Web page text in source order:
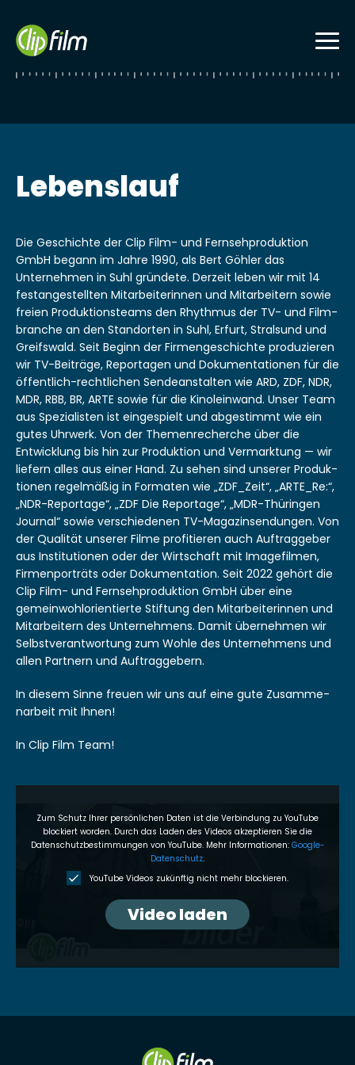
content
Lebenslauf
Die Geschichte der Clip Film- und Fernseh­pro­duk­tion
GmbH begann im Jahre 1990, als Bert Göh­ler das
Unternehmen in Suhl grün­dete. Derzeit leben wir mit 14
fes­tangestell­ten Mitar­bei­t­erin­nen und Mitar­beit­ern sowie
freien Pro­duk­tion­steams den Rhyth­mus der TV- und Film­
branche an den Stan­dorten in Suhl, Erfurt, Stral­sund und
Greif­swald. Seit Beginn der Fir­mengeschichte pro­duzieren
wir TV-Beiträge, Reporta­gen und Doku­men­ta­tio­nen für die
öffentlich-rechtlichen Sendeanstal­ten wie ARD, ZDF, NDR,
MDR, RBB, BR, ARTE sowie für die Kinolein­wand. Unser Team
aus Spezial­is­ten ist einge­spielt und abges­timmt wie ein
gutes Uhrw­erk. Von der The­men­recherche über die
Entwick­lung bis hin zur Pro­duk­tion und Ver­mark­tung — wir
liefern alles aus ein­er Hand. Zu sehen sind unser­er Pro­duk­
tio­nen regelmäßig in For­mat­en wie „ZDF_Zeit“, „ARTE_Re:“,
„NDR-Reportage“, „ZDF Die Reportage“, „MDR-Thürin­gen
Jour­nal“ sowie ver­schiede­nen TV-Mag­a­zin­sendun­gen. Von
der Qual­ität unser­er Filme prof­i­tieren auch Auf­tragge­ber
aus Insti­tu­tio­nen oder der Wirtschaft mit Image­filmen,
Fir­men­porträts oder Doku­men­ta­tion. Seit 2022 gehört die
Clip Film- und Fernseh­pro­duk­tion GmbH über eine
gemein­wohlo­ri­en­tierte Stiftung den Mitar­bei­t­erin­nen und
Mitar­beit­ern des Unternehmens. Damit übernehmen wir
Selb­stver­ant­wor­tung zum Wohle des Unternehmens und
allen Part­nern und Auftraggebern.
In diesem Sinne freuen wir uns auf eine gute Zusam­me­
nar­beit mit Ihnen!
In Clip Film Team!
Zum Schutz Ihrer per­sön­lichen Dat­en ist die Verbindung zu YouTube
block­iert wor­den. Durch das Laden des Videos akzep­tieren Sie die
Daten­schutzbes­tim­mungen von YouTube. Mehr Infor­ma­tio­nen: Google-
Daten­schutz.
YouTube Videos zukün­ftig nicht mehr block­ieren.
Video laden